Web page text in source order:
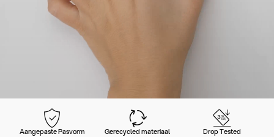
Aangepaste Pasvorm Gerecycled materiaal Drop Tested